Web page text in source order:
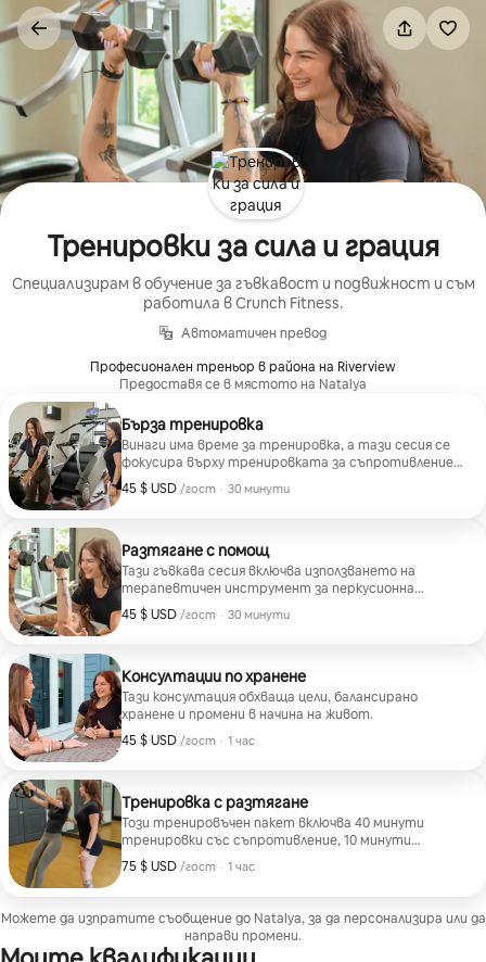
Пропускане
към
съдържанието
Тренировки за сила и грация
Специализирам в обучение за гъвкавост и подвижност и съм
работила в Crunch Fitness.
Автоматичен превод
Професионален треньор в района на Riverview
Предоставя се в мястото на Natalya
Бърза тренировка
Винаги има време за тренировка, а тази сесия се
фокусира върху тренировката за съпротивление
на цялото тяло.
45 $ USD /гост
45 $ USD на гост
, · 30 минути
Разтягане с помощ
Тази гъвкава сесия включва използването на
терапевтичен инструмент за перкусионна
терапия и целенасочени разтягания.
45 $ USD /гост
45 $ USD на гост
, · 30 минути
Консултации по хранене
Тази консултация обхваща цели, балансирано
хранене и промени в начина на живот.
45 $ USD /гост
45 $ USD на гост
, · 1 час
Тренировка с разтягане
Този тренировъчен пакет включва 40 минути
тренировки със съпротивление, 10 минути
загряване и 10 минути разтягане с помощ.
75 $ USD /гост
75 $ USD на гост
, · 1 час
Можете да изпратите съобщение до Natalya, за да персонализира или да
направи промени.